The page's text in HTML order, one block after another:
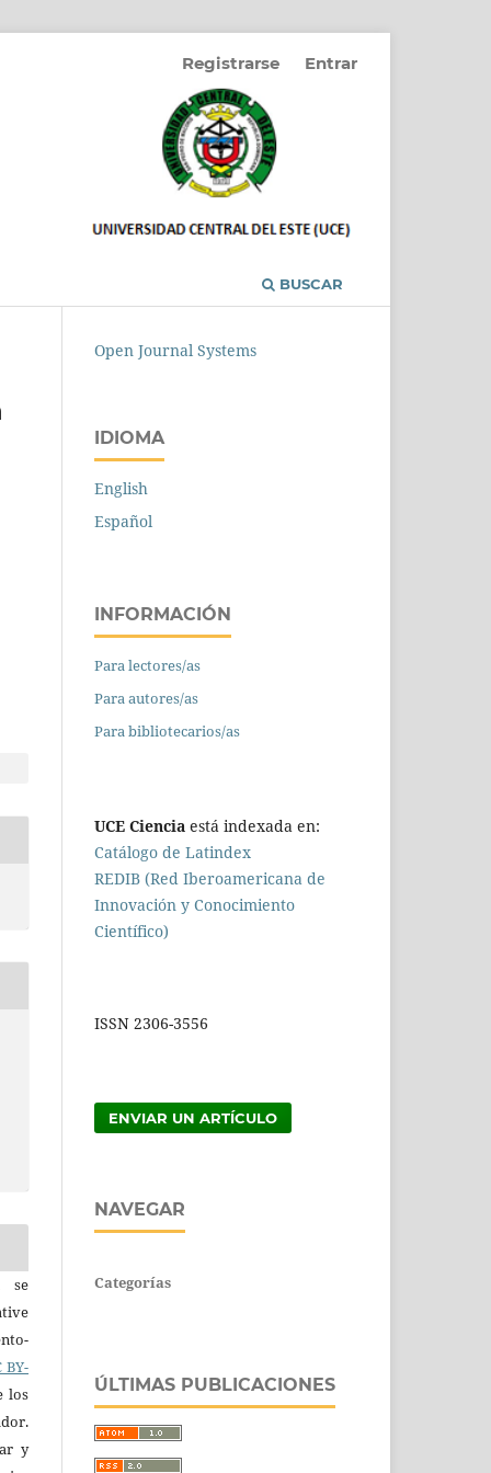
BUSCAR
Registrarse Entrar
se
BY-
los
y
Open Journal Systems
IDIOMA
English
Español
INFORMACIÓN
Para lectores/as
Para autores/as
Para bibliotecarios/as
UCE Ciencia está indexada en:
Catálogo de Latindex
REDIB (Red Iberoamericana de
Innovación y Conocimiento
Científico)
ISSN 2306-3556
ENVIAR UN ARTÍCULO
NAVEGAR
Categorías
ÚLTIMAS PUBLICACIONES